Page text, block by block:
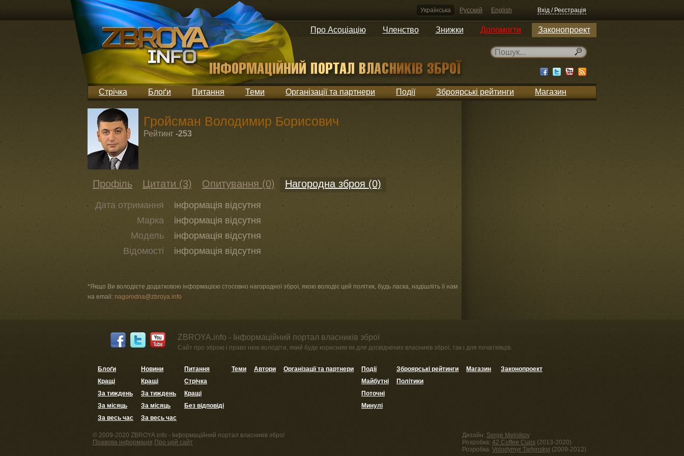
Українська Русский English Вхід / Реєстрація
Про Асоціацію Членство Знижки Допомогти Законопроект
Стрічка Блоґи Питання Теми Організації та партнери Події Зброярські рейтинги Магазин
Гройсман Володимир Борисович
Рейтинг -253
Профіль Цитати (3) Опитування (0) Нагородна зброя (0)
Дата отримання
інформація відсутня
Марка
інформація відсутня
Модель
інформація відсутня
Відомості
інформація відсутня
*Якщо Ви володієте додатковою інформацією стосовно нагородної зброї, якою володіє цей політик, будь ласка, надішліть її нам
на email: nagorodna@zbroya.info
ZBROYA.info - Інформаційний портал власників зброї
Сайт про зброю і право нею володіти, який буде корисним як для досвідчених власників зброї, так і для початківців.
Блоґи
Кращі
За тиждень
За місяць
За весь час
Новини
Кращі
За тиждень
За місяць
За весь час
Питання
Стрічка
Кращі
Без відповіді
Теми Автори Організації та партнери
Події
Майбутні
Поточні
Минулі
Зброярські рейтинги
Політики
Магазин Законопроект
© 2009-2020 ZBROYA.info - Інформаційний портал власників зброї
Правова інформація Про цей сайт
Дизайн: Serge Melnikov
Розробка: 42 Coffee Cups (2013-2020)
Розробка: Volodymyr Tartynskyi (2009-2012)